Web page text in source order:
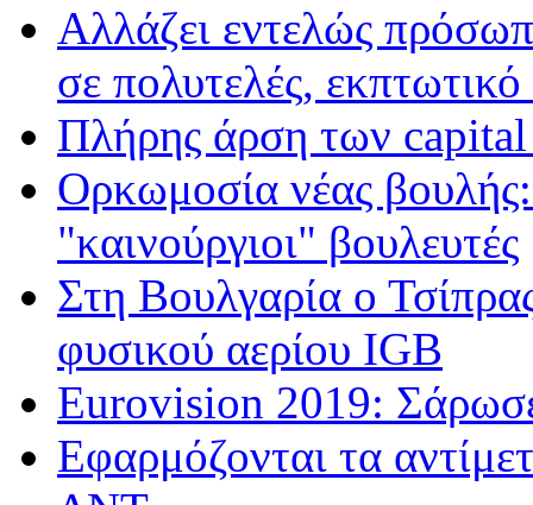
Aλλάζει εντελώς
σε πολυτελές,
Πλήρης άρση των capital
Ορκωμοσία νέας βουλής:
"καινούργιοι" βουλευτές
Στη Βουλγαρία ο
φυσικού αερίου IGB
Eurovision 2019:
Εφαρμόζονται τα